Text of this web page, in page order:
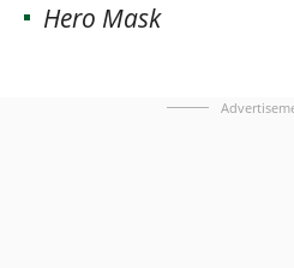
Hero Mask